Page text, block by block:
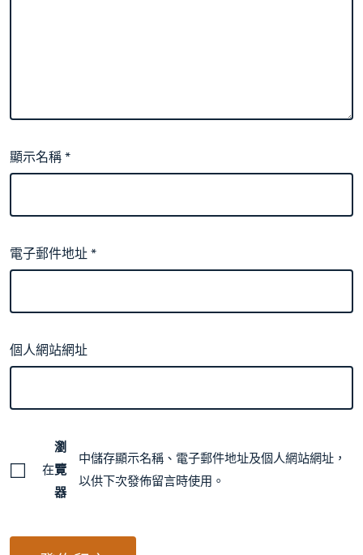
顯示名稱*
電子郵件地址*
個人網站網址
在
瀏
覽
器
中儲存顯示名稱、電子郵件地址及個人網站網址，
以供下次發佈留言時使用。